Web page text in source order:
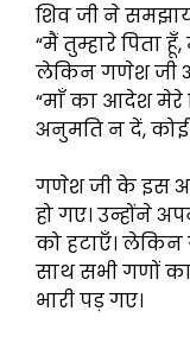
शिव जी ने
“मैं तुम्हारे पिता
लेकिन गणेश जी
“माँ का आदेश
अनुमति न दें, कोई
गणेश जी के इस
हो गए। उन्होंने
को हटाएँ।
साथ सभी गणों
भारी पड़ गए।